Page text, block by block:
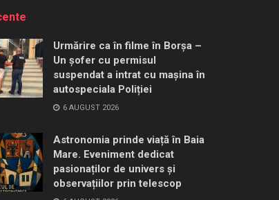
Urmărire ca în filme în Borșa –
Un șofer cu permisul
suspendat a intrat cu mașina în
autospeciala Poliției
6 AUGUST 2026
Astronomia prinde viață în Baia
Mare. Eveniment dedicat
pasionaților de univers și
observațiilor prin telescop